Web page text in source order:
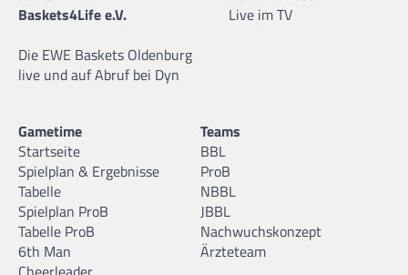
Baskets4Life e.V.
Die EWE Baskets Oldenburg
live und auf Abruf bei Dyn
Live im TV
Gametime
Startseite
Spielplan & Ergebnisse
Tabelle
Spielplan ProB
Tabelle ProB
6th Man
Teams
BBL
ProB
NBBL
JBBL
Nachwuchskonzept
Ärzteteam